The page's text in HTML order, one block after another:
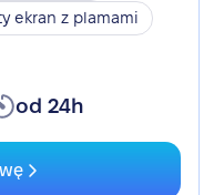
ekran z plamami
od 24h